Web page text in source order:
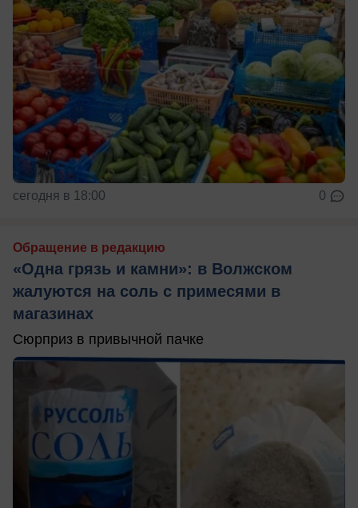
сегодня в 18:00 0
Обращение в редакцию
«Одна грязь и камни»: в Волжском
жалуются на соль с примесями в
магазинах
Сюрприз в привычной пачке